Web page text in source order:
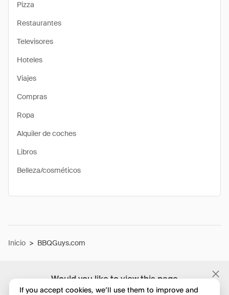
Would you like to view this page
in English?
Pizza
Restaurantes
Televisores
Hoteles
Viajes
Compras
Ropa
Alquiler de coches
Libros
Belleza/cosméticos
Inicio > BBQGuys.com
If you accept cookies, we’ll use them to improve and